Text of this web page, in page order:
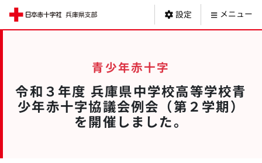
日本赤十字社
設定 メニュー
青少年赤十字
令和３年度 兵庫県中学校高等学校青
少年赤十字協議会例会（第２学期）
を開催しました。